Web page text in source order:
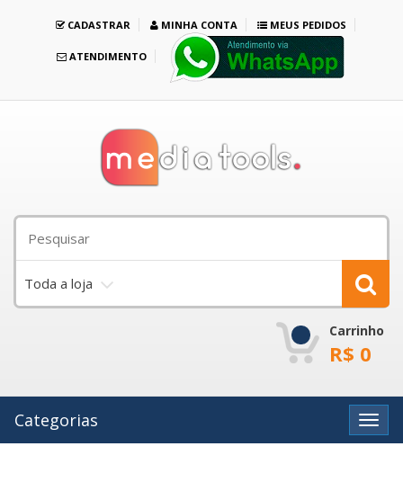
CADASTRAR MINHA CONTA MEUS PEDIDOS
ATENDIMENTO
Toda a loja
Carrinho
R$ 0
Categorias Ver